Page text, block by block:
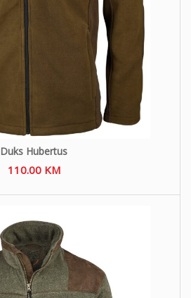
Duks Hubertus
110.00 KM